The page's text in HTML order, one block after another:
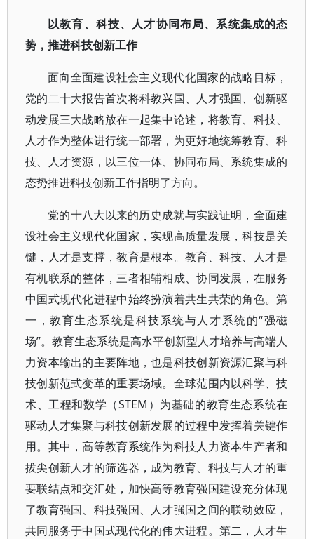
以教育、科技、人才协同布局、系统集成的态
势，推进科技创新工作
面向全面建设社会主义现代化国家的战略目标，
党的二十大报告首次将科教兴国、人才强国、创新驱
动发展三大战略放在一起集中论述，将教育、科技、
人才作为整体进行统一部署，为更好地统筹教育、科
技、人才资源，以三位一体、协同布局、系统集成的
态势推进科技创新工作指明了方向。
党的十八大以来的历史成就与实践证明，全面建
设社会主义现代化国家，实现高质量发展，科技是关
键，人才是支撑，教育是根本。教育、科技、人才是
有机联系的整体，三者相辅相成、协同发展，在服务
中国式现代化进程中始终扮演着共生共荣的角色。第
一，教育生态系统是科技系统与人才系统的“强磁
场”。教育生态系统是高水平创新型人才培养与高端人
力资本输出的主要阵地，也是科技创新资源汇聚与科
技创新范式变革的重要场域。全球范围内以科学、技
术、工程和数学（STEM）为基础的教育生态系统在
驱动人才集聚与科技创新发展的过程中发挥着关键作
用。其中，高等教育系统作为科技人力资本生产者和
拔尖创新人才的筛选器，成为教育、科技与人才的重
要联结点和交汇处，加快高等教育强国建设充分体现
了教育强国、科技强国、人才强国之间的联动效应，
共同服务于中国式现代化的伟大进程。第二，人才生